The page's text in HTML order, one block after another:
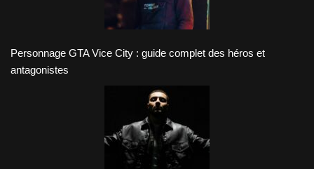
Personnage GTA Vice City : guide complet des héros et
antagonistes